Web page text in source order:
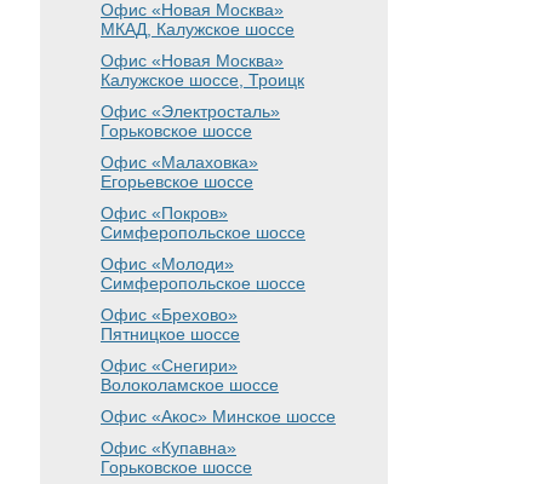
Офис «Новая Москва»
МКАД, Калужское шоссе
Офис «Новая Москва»
Калужское шоссе, Троицк
Офис «Электросталь»
Горьковское шоссе
Офис «Малаховка»
Егорьевское шоссе
Офис «Покров»
Симферопольское шоссе
Офис «Молоди»
Симферопольское шоссе
Офис «Брехово»
Пятницкое шоссе
Офис «Снегири»
Волоколамское шоссе
Офис «Акос» Минское шоссе
Офис «Купавна»
Горьковское шоссе